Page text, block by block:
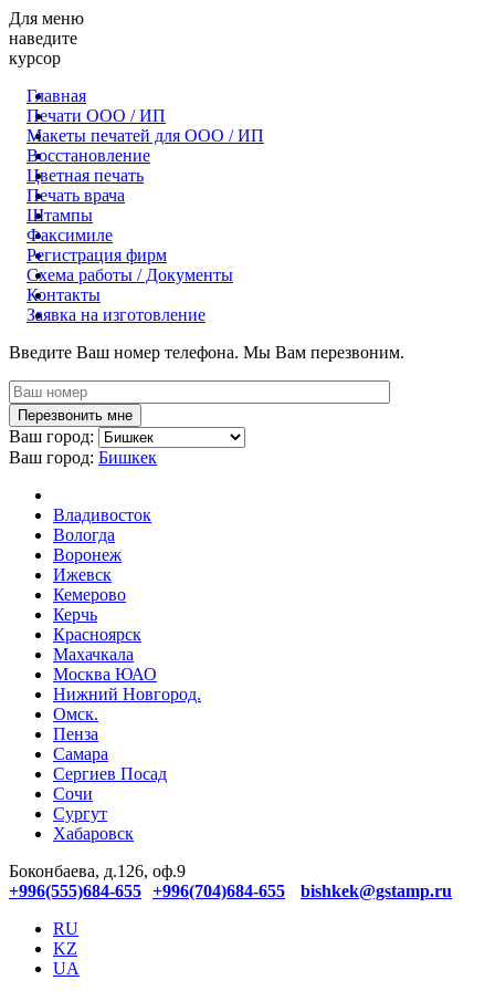
Для меню
наведите
курсор
Главная
Печати ООО / ИП
Макеты печатей для OOO / ИП
Восстановление
Цветная печать
Печать врача
Штампы
Факсимиле
Регистрация фирм
Схема работы / Документы
Контакты
Заявка на изготовление
Введите Ваш номер телефона. Мы Вам перезвоним.
Ваш город:
Ваш город: Бишкек
Владивосток
Вологда
Воронеж
Ижевск
Кемерово
Керчь
Красноярск
Махачкала
Москва ЮАО
Нижний Новгород.
Омск.
Пенза
Самара
Сергиев Посад
Сочи
Сургут
Хабаровск
Боконбаева, д.126, оф.9
+996(555)684-655 +996(704)684-655
bishkek@gstamp.ru
RU
KZ
UA